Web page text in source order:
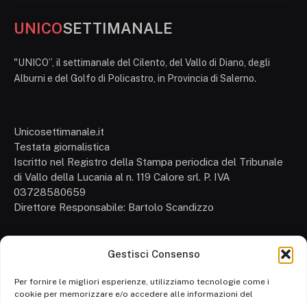
Gestisci Consenso
Per fornire le migliori esperienze, utilizziamo tecnologie come i
cookie per memorizzare e/o accedere alle informazioni del
UNICOSETTIMANALE
"UNICO”, il settimanale del Cilento, del Vallo di Diano, degli
Alburni e del Golfo di Policastro, in Provincia di Salerno.
Unicosettimanale.it
Testata giornalistica
Iscritto nel Registro della Stampa periodica del Tribunale
di Vallo della Lucania al n. 119 Calore srl. P. IVA
03728580659
Direttore Responsabile: Bartolo Scandizzo
Attualità